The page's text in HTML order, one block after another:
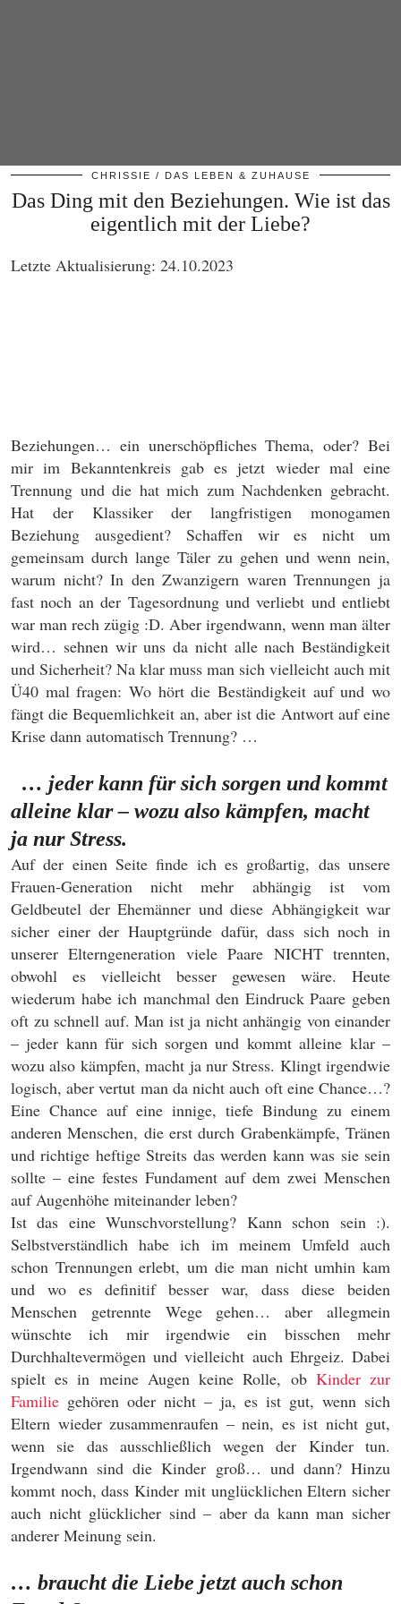
CHRISSIE DAS LEBEN & ZUHAUSE
Das Ding mit den Beziehungen. Wie ist das
eigentlich mit der Liebe?
Letzte Aktualisierung: 24.10.2023
Beziehungen… ein unerschöpfliches Thema, oder? Bei
mir im Bekanntenkreis gab es jetzt wieder mal eine
Trennung und die hat mich zum Nachdenken gebracht.
Hat der Klassiker der langfristigen monogamen
Beziehung ausgedient? Schaffen wir es nicht um
gemeinsam durch lange Täler zu gehen und wenn nein,
warum nicht? In den Zwanzigern waren Trennungen ja
fast noch an der Tagesordnung und verliebt und entliebt
war man rech zügig :D. Aber irgendwann, wenn man älter
wird… sehnen wir uns da nicht alle nach Beständigkeit
und Sicherheit? Na klar muss man sich vielleicht auch mit
Ü40 mal fragen: Wo hört die Beständigkeit auf und wo
fängt die Bequemlichkeit an, aber ist die Antwort auf eine
Krise dann automatisch Trennung? …
… jeder kann für sich sorgen und kommt
alleine klar – wozu also kämpfen, macht
ja nur Stress.
Auf der einen Seite finde ich es großartig, das unsere
Frauen-Generation nicht mehr abhängig ist vom
Geldbeutel der Ehemänner und diese Abhängigkeit war
sicher einer der Hauptgründe dafür, dass sich noch in
unserer Elterngeneration viele Paare NICHT trennten,
obwohl es vielleicht besser gewesen wäre. Heute
wiederum habe ich manchmal den Eindruck Paare geben
oft zu schnell auf. Man ist ja nicht anhängig von einander
– jeder kann für sich sorgen und kommt alleine klar –
wozu also kämpfen, macht ja nur Stress. Klingt irgendwie
logisch, aber vertut man da nicht auch oft eine Chance…?
Eine Chance auf eine innige, tiefe Bindung zu einem
anderen Menschen, die erst durch Grabenkämpfe, Tränen
und richtige heftige Streits das werden kann was sie sein
sollte – eine festes Fundament auf dem zwei Menschen
auf Augenhöhe miteinander leben?
Ist das eine Wunschvorstellung? Kann schon sein :).
Selbstverständlich habe ich im meinem Umfeld auch
schon Trennungen erlebt, um die man nicht umhin kam
und wo es definitif besser war, dass diese beiden
Menschen getrennte Wege gehen… aber allegmein
wünschte ich mir irgendwie ein bisschen mehr
Durchhaltevermögen und vielleicht auch Ehrgeiz. Dabei
spielt es in meine Augen keine Rolle, ob Kinder zur
Familie gehören oder nicht – ja, es ist gut, wenn sich
Eltern wieder zusammenraufen – nein, es ist nicht gut,
wenn sie das ausschließlich wegen der Kinder tun.
Irgendwann sind die Kinder groß… und dann? Hinzu
kommt noch, dass Kinder mit unglücklichen Eltern sicher
auch nicht glücklicher sind – aber da kann man sicher
anderer Meinung sein.
… braucht die Liebe jetzt auch schon